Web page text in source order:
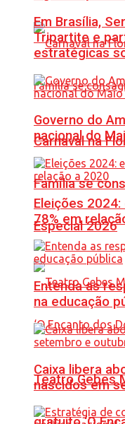
Carnaval na
Família se
Especial 2026
Teatro Gebes
Em Brasília,
Tripartite e
estratégicas
Governo do
nacional do
Eleições
78% em
Entenda as
na educação
Caixa libera
nascidos em